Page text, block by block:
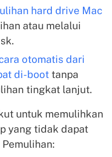
hard drive Mac
atau melalui
otomatis dari
di-boot tanpa
tingkat lanjut.
untuk memulihkan
yang tidak dapat